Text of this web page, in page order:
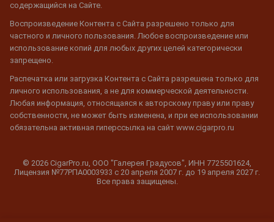
содержащийся на Сайте.
Воспроизведение Контента с Сайта разрешено только для
частного и личного пользования. Любое воспроизведение или
использование копий для любых других целей категорически
запрещено.
Распечатка или загрузка Контента с Сайта разрешена только для
личного использования, а не для коммерческой деятельности.
Любая информация, относящаяся к авторскому праву или праву
собственности, не может быть изменена, и при ее использовании
обязательна активная гиперссылка на сайт www.cigarpro.ru
© 2026 CigarPro.ru, ООО "Галерея Градусов", ИНН 7725501624,
Лицензия №77РПА0003933 c 20 апреля 2007 г. до 19 апреля 2027 г.
Все права защищены.